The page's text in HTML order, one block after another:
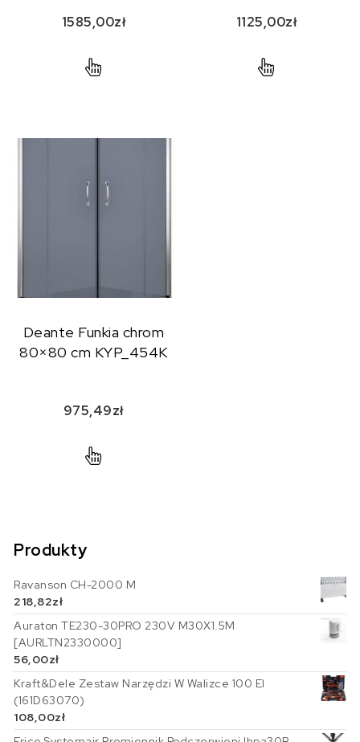
1585,00zł 1125,00zł
Deante Funkia chrom
80×80 cm KYP_454K
975,49zł
Produkty
Ravanson CH-2000 M
218,82zł
Auraton TE230-30PRO 230V M30X1.5M
[AURLTN2330000]
56,00zł
Kraft&Dele Zestaw Narzędzi W Walizce 100 El
(161D63070)
108,00zł